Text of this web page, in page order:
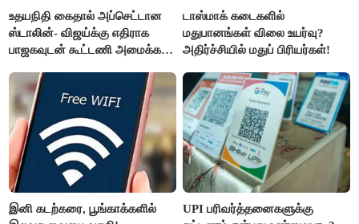
உதயநிதி கைதால் அப்செட்டான
ஸ்டாலின்- விஜய்க்கு எதிராக
பாஜகவுடன் கூட்டணி அமைக்க
டாஸ்மாக் கடைகளில்
மதுபானங்கள் விலை உயர்வு?
அதிர்ச்சியில் மதுப் பிரியர்கள்!
இனி கடற்கரை, பூங்காக்களில்
UPI பரிவர்த்தனைகளுக்கு